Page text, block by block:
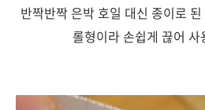
반짝반짝 은박 호일 대신 종이로
롤형이라 손쉽게 끊어